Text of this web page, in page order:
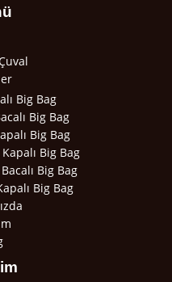
Big Bag
Big Bag
Big Bag
Big Bag
Big Bag
Big Bag